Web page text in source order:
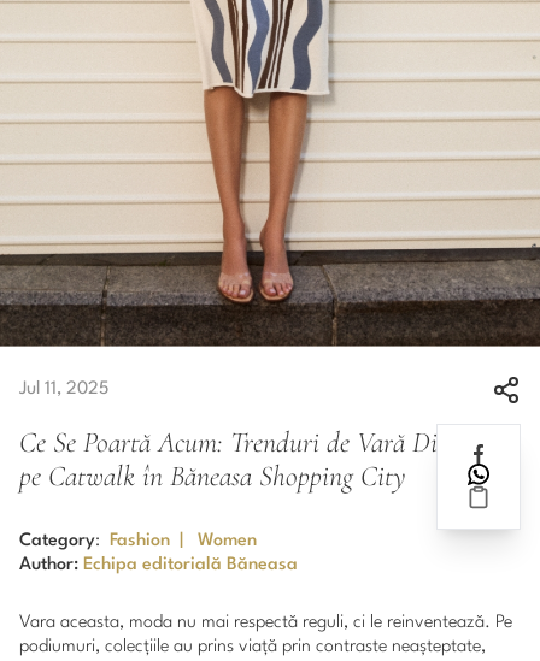
Jul 11, 2025
Ce Se Poartă Acum: Trenduri de Vară Direct de
pe Catwalk în Băneasa Shopping City
Category: Fashion
Women
Author: Echipa editorială Băneasa
Vara aceasta, moda nu mai respectă reguli, ci le reinventează. Pe
podiumuri, colecțiile au prins viață prin contraste neașteptate,